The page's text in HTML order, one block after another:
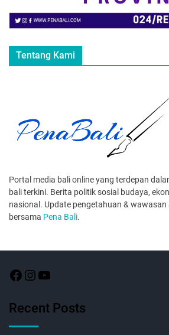
Tentang Kami
Portal media bali online yang terdepan
bali terkini. Berita politik sosial budaya,
nasional. Update pengetahuan &
bersama Pena Bali.
Recent Posts